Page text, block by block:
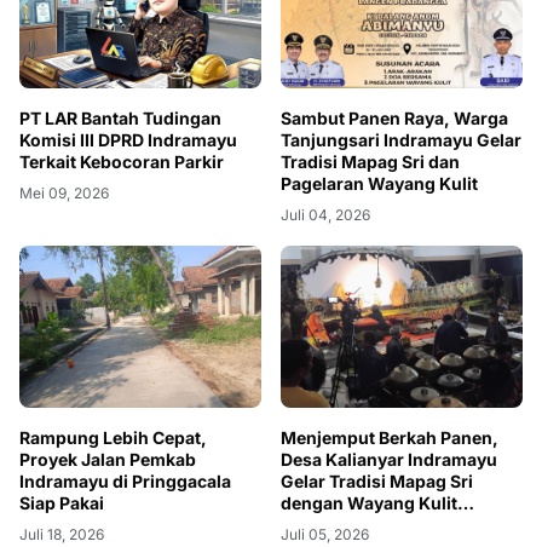
PT LAR Bantah Tudingan
Komisi III DPRD Indramayu
Terkait Kebocoran Parkir
Mei 09, 2026
Sambut Panen Raya, Warga
Tanjungsari Indramayu Gelar
Tradisi Mapag Sri dan
Pagelaran Wayang Kulit
Juli 04, 2026
Rampung Lebih Cepat,
Proyek Jalan Pemkab
Indramayu di Pringgacala
Siap Pakai
Juli 18, 2026
Menjemput Berkah Panen,
Desa Kalianyar Indramayu
Gelar Tradisi Mapag Sri
dengan Wayang Kulit
Semalam Suntuk
Juli 05, 2026